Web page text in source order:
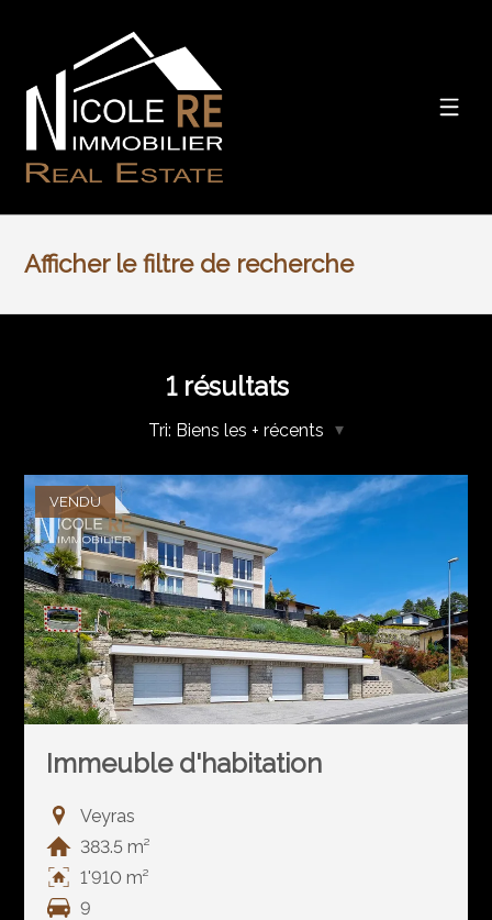
Afficher le filtre de recherche
1résultats
Tri: Biens les + récents
VENDU
Immeuble d'habitation
Veyras
383.5 m²
1'910 m²
9